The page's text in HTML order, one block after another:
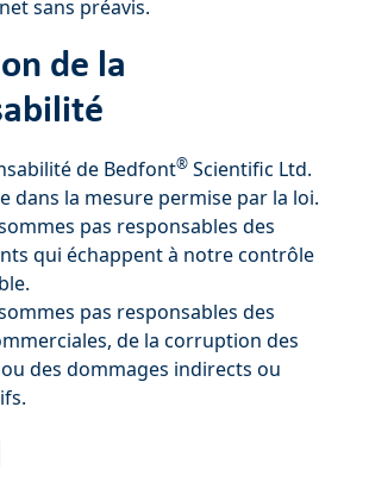
sans préavis.
de la
de Bedfont® Scientific Ltd.
dans la mesure permise par la loi.
pas responsables des
qui échappent à notre contrôle
pas responsables des
de la corruption des
des dommages indirects ou